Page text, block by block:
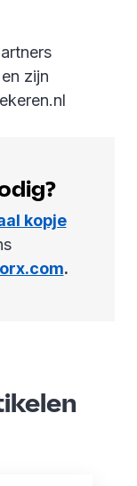
zijn
kopje
.